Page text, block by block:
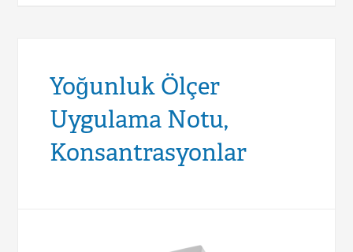
Yoğunluk Ölçer
Uygulama Notu,
Konsantrasyonlar